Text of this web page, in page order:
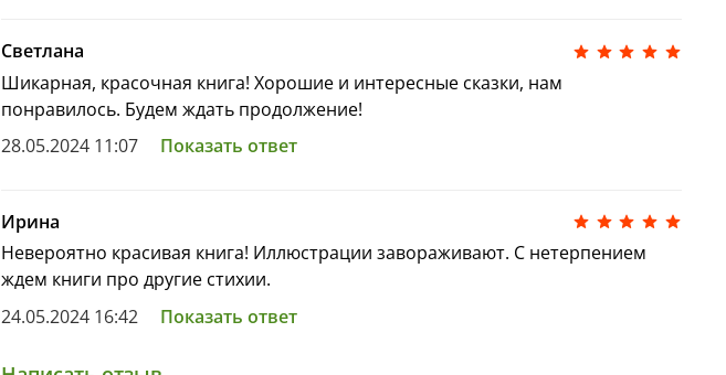
Светлана
Шикарная, красочная книга! Хорошие и интересные сказки, нам
понравилось. Будем ждать продолжение!
28.05.2024 11:07
Показать ответ
Ирина
Невероятно красивая книга! Иллюстрации завораживают. С нетерпением
ждем книги про другие стихии.
24.05.2024 16:42
Показать ответ